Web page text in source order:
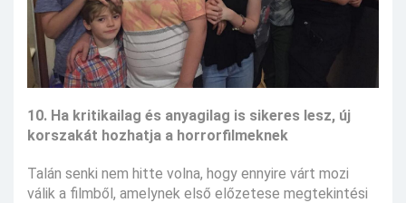
10. Ha kritikailag és anyagilag is sikeres lesz, új
korszakát hozhatja a horrorfilmeknek
Talán senki nem hitte volna, hogy ennyire várt mozi
válik a filmből, amelynek első előzetese megtekintési